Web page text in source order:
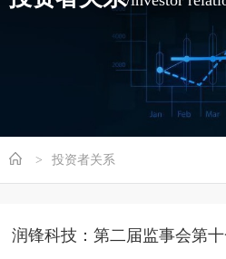
投资者关系
润锋科技：第二届监事会第